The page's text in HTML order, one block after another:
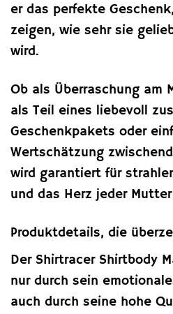
er das perfekte
zeigen, wie sehr sie
wird.
Ob als Überraschung am
als Teil eines liebevoll
Geschenkpakets oder
Wertschätzung
wird garantiert für
und das Herz jeder
Produktdetails, die
Der Shirtracer Shirtbody
nur durch sein
auch durch seine hohe